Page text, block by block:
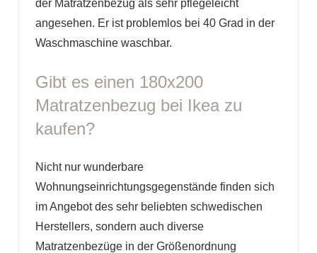
der Matratzenbezug als sehr pflegeleicht
angesehen. Er ist problemlos bei 40 Grad in der
Waschmaschine waschbar.
Gibt es einen 180x200
Matratzenbezug bei Ikea zu
kaufen?
Nicht nur wunderbare
Wohnungseinrichtungsgegenstände finden sich
im Angebot des sehr beliebten schwedischen
Herstellers, sondern auch diverse
Matratzenbezüge in der Größenordnung